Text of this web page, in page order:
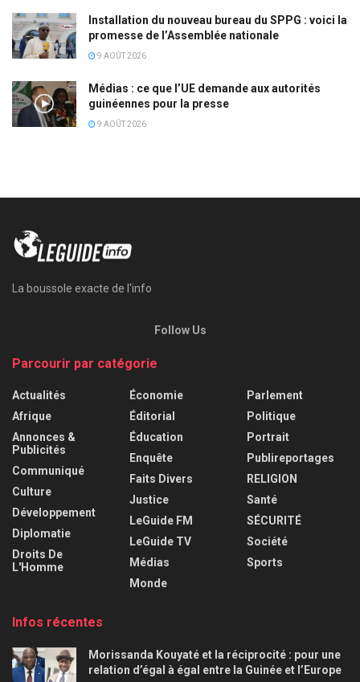
Installation du nouveau bureau du SPPG : voici la
promesse de l’Assemblée nationale
9 AOÛT 2026
Médias : ce que l’UE demande aux autorités
guinéennes pour la presse
9 AOÛT 2026
La boussole exacte de l'info
Follow Us
Parcourir par catégorie
Actualités
Afrique
Annonces &
Publicités
Communiqué
Culture
Développement
Diplomatie
Droits De
L'Homme
Économie
Éditorial
Éducation
Enquête
Faits Divers
Justice
LeGuide FM
LeGuide TV
Médias
Monde
Parlement
Politique
Portrait
Publireportages
RELIGION
Santé
SÉCURITÉ
Société
Sports
Infos récentes
Morissanda Kouyaté et la réciprocité : pour une
relation d’égal à égal entre la Guinée et l’Europe